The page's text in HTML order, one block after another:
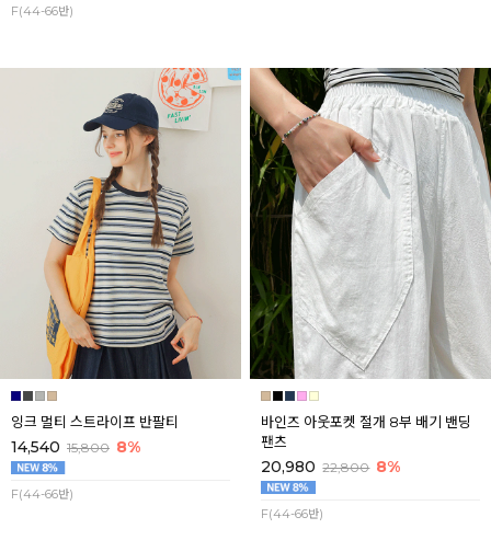
F(44-66반)
잉크 멀티 스트라이프 반팔티
14,540 15,800 8%
F(44-66반)
바인즈 아웃포켓 절개 8부 배기 밴딩
팬츠
20,980 22,800 8%
F(44-66반)